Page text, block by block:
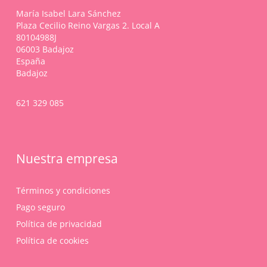
de
producto
María Isabel Lara Sánchez
Plaza Cecilio Reino Vargas 2. Local A
80104988J
06003 Badajoz
España
Badajoz
621 329 085
Nuestra empresa
Términos y condiciones
Pago seguro
Política de privacidad
Política de cookies